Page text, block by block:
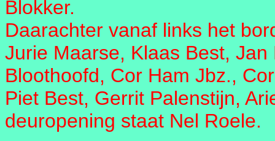
Blokker.
Daarachter vanaf links het
Jurie Maarse, Klaas Best,
Bloothoofd, Cor Ham Jbz.,
Piet Best, Gerrit Palenstijn,
deuropening staat Nel Roele.